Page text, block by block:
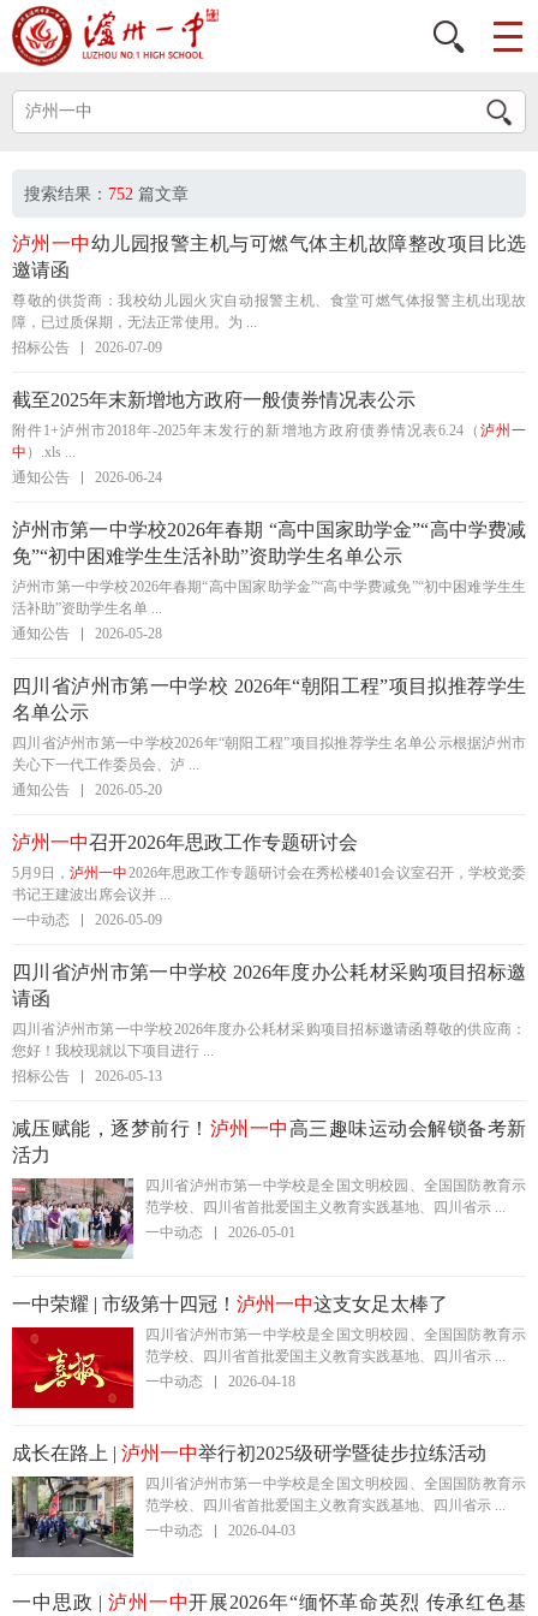
搜索结果： 752 篇文章
泸州一中幼儿园报警主机与可燃气体主机故障整改项目比选
邀请函
尊敬的供货商：我校幼儿园火灾自动报警主机、食堂可燃气体报警主机出现故
障，已过质保期，无法正常使用。为 ...
招标公告
2026-07-09
截至2025年末新增地方政府一般债券情况表公示
附件1+泸州市2018年-2025年末发行的新增地方政府债券情况表6.24（ 泸州一
中 ）.xls ...
通知公告
2026-06-24
泸州市第一中学校2026年春期 “高中国家助学金”“高中学费减
免”“初中困难学生生活补助”资助学生名单公示
泸州市第一中学校2026年春期“高中国家助学金”“高中学费减免”“初中困难学生生
活补助”资助学生名单 ...
通知公告
2026-05-28
四川省泸州市第一中学校 2026年“朝阳工程”项目拟推荐学生
名单公示
四川省泸州市第一中学校2026年“朝阳工程”项目拟推荐学生名单公示根据泸州市
关心下一代工作委员会、泸 ...
通知公告
2026-05-20
泸州一中召开2026年思政工作专题研讨会
5月9日，泸州一中2026年思政工作专题研讨会在秀松楼401会议室召开，学校党委
书记王建波出席会议并 ...
一中动态
2026-05-09
四川省泸州市第一中学校 2026年度办公耗材采购项目招标邀
请函
四川省泸州市第一中学校2026年度办公耗材采购项目招标邀请函尊敬的供应商：
您好！我校现就以下项目进行 ...
招标公告
2026-05-13
减压赋能，逐梦前行！ 泸州一中高三趣味运动会解锁备考新
活力
四川省泸州市第一中学校是全国文明校园、全国国防教育示
范学校、四川省首批爱国主义教育实践基地、四川省示 ...
一中动态
2026-05-01
一中荣耀 | 市级第十四冠！ 泸州一中这支女足太棒了
四川省泸州市第一中学校是全国文明校园、全国国防教育示
范学校、四川省首批爱国主义教育实践基地、四川省示 ...
一中动态
2026-04-18
成长在路上 | 泸州一中举行初2025级研学暨徒步拉练活动
四川省泸州市第一中学校是全国文明校园、全国国防教育示
范学校、四川省首批爱国主义教育实践基地、四川省示 ...
一中动态
2026-04-03
一中思政 |泸州一中开展2026年“缅怀革命英烈 传承红色基